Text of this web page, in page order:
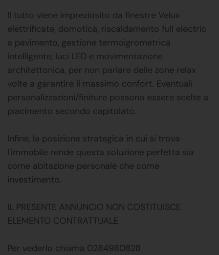
Il tutto viene impreziosito da finestre Velux
elettrificate, domotica, riscaldamento full electric
a pavimento, gestione termoigrometrica
intelligente, luci LED e movimentazione
architettonica, per non parlare delle zone relax
volte a garantire il massimo confort. Eventuali
personalizzazioni/finiture possono essere scelte a
piacimento secondo capitolato.
Infine, la posizione strategica in cui si trova
l'immobile rende questa soluzione perfetta sia
come abitazione personale che come
investimento.
IL PRESENTE ANNUNCIO NON COSTITUISCE
ELEMENTO CONTRATTUALE
Per vederlo chiama 0284980828